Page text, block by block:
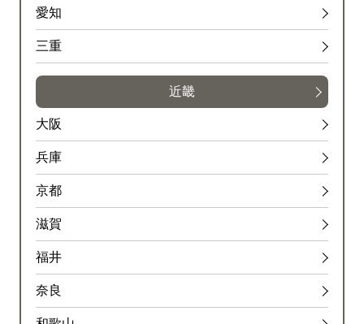
愛知
三重
近畿
大阪
兵庫
京都
滋賀
福井
奈良